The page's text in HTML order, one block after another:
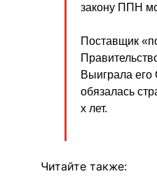
закону ППН
Поставщик
Выиграла
обязалась
х лет.
Читайте также: